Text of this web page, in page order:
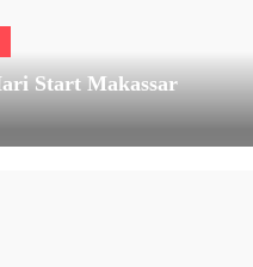
Start Makassar